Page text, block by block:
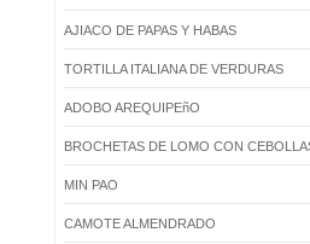
AJIACO DE PAPAS Y HABAS
TORTILLA ITALIANA DE VERDURAS
ADOBO AREQUIPEñO
BROCHETAS DE LOMO CON
MIN PAO
CAMOTE ALMENDRADO